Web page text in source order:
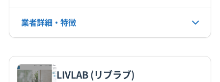
定休日
なし
電話番号
080-5879-2337
業者詳細・特徴
LIVLAB (リブラブ)